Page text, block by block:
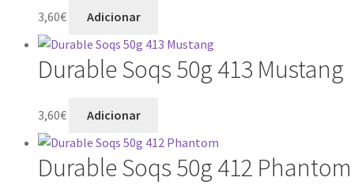
3,60€ Adicionar
Durable Soqs 50g 413 Mustang
3,60€ Adicionar
Durable Soqs 50g 412 Phantom